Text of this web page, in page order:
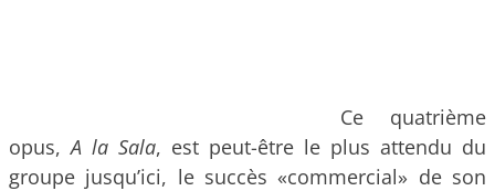
Ce quatrième
opus,A la Sala, est peut-être le plus attendu du
groupe jusqu’ici, le succès «commercial» de son